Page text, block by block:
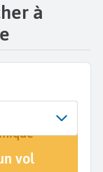
à
vol